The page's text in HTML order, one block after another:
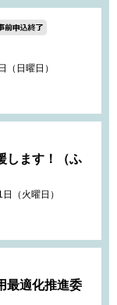
日曜日）
します！（ふ
（火曜日）
最適化推進委